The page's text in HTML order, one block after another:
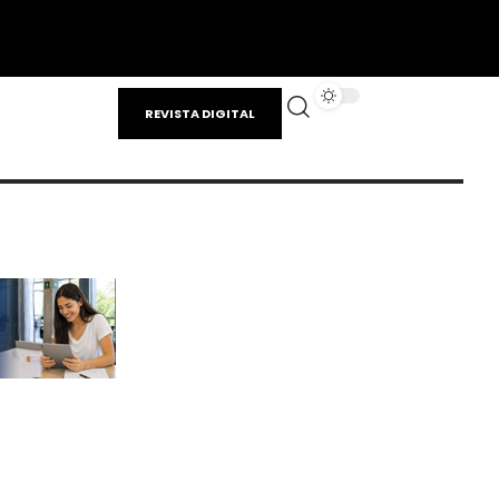
REVISTA DIGITAL